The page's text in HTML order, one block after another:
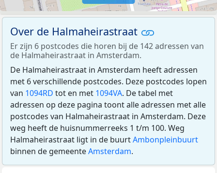
Over de Halmaheirastraat
Er zijn 6 postcodes die horen bij de 142 adressen van
de Halmaheirastraat in Amsterdam.
De Halmaheirastraat in Amsterdam heeft adressen
met 6 verschillende postcodes. Deze postcodes lopen
van 1094RD tot en met 1094VA. De tabel met
adressen op deze pagina toont alle adressen met alle
postcodes van Halmaheirastraat in Amsterdam. Deze
weg heeft de huisnummerreeks 1 t/m 100. Weg
Halmaheirastraat ligt in de buurtAmbonpleinbuurt
binnen de gemeenteAmsterdam.